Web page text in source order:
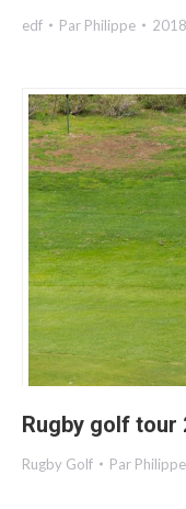
edf Par Philippe
Rugby golf tour
Rugby Golf Par Philippe